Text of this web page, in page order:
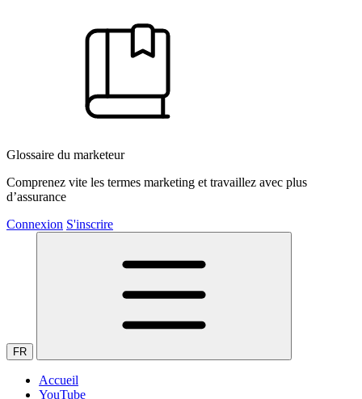
Glossaire du marketeur
Comprenez vite les termes marketing et travaillez avec plus
d’assurance
Connexion S'inscrire
FR
Accueil
YouTube